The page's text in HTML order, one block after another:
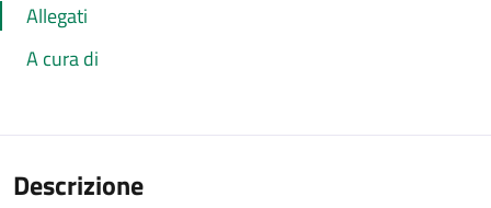
Allegati
A cura di
Descrizione